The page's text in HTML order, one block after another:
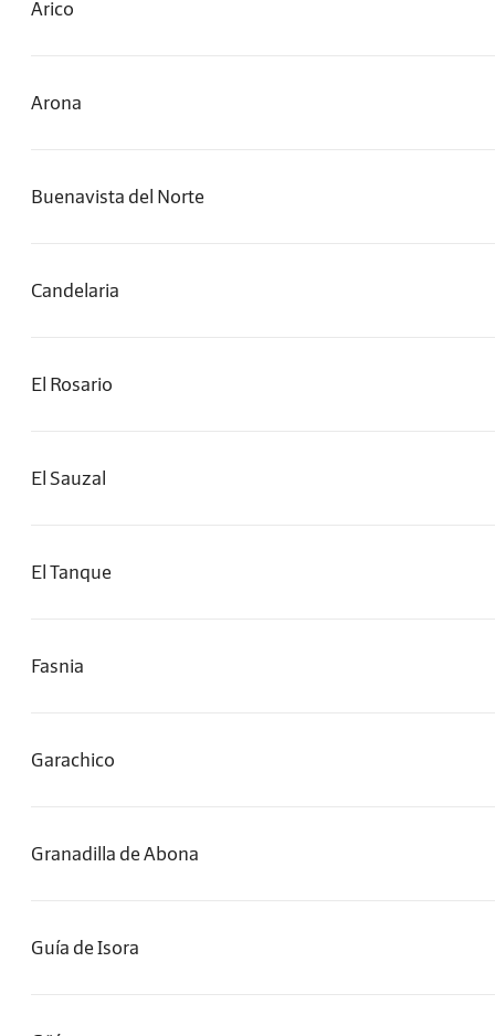
Arico
Arona
Buenavista del Norte
Candelaria
El Rosario
El Sauzal
El Tanque
Fasnia
Garachico
Granadilla de Abona
Guía de Isora